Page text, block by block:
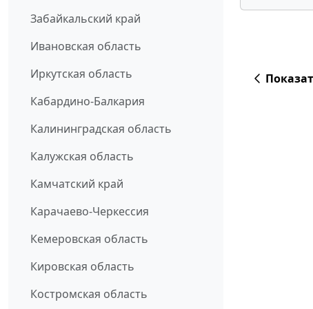
Забайкальский край
Ивановская область
Иркутская область
Кабардино-Балкария
Калининградская область
Калужская область
Камчатский край
Карачаево-Черкессия
Кемеровская область
Кировская область
Костромская область